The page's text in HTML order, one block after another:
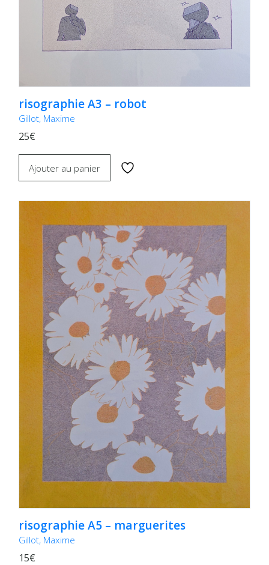
risographie A3 – robot
Gillot, Maxime
25€
Ajouter au panier
risographie A5 – marguerites
Gillot, Maxime
15€